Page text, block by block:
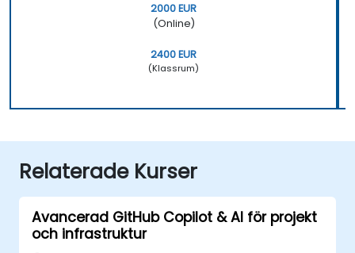
2000 EUR
(Online)
2400 EUR
(Klassrum)
Relaterade Kurser
Avancerad GitHub Copilot & AI för projekt
och infrastruktur